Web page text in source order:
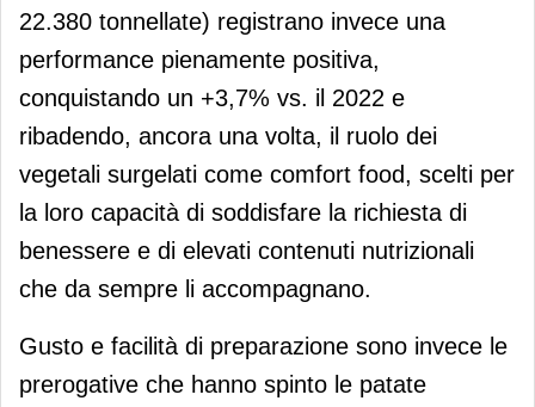
22.380 tonnellate) registrano invece una
performance pienamente positiva,
conquistando un +3,7% vs. il 2022 e
ribadendo, ancora una volta, il ruolo dei
vegetali surgelati come comfort food, scelti per
la loro capacità di soddisfare la richiesta di
benessere e di elevati contenuti nutrizionali
che da sempre li accompagnano.
Gusto e facilità di preparazione sono invece le
prerogative che hanno spinto le patate